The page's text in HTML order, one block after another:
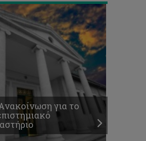
για το